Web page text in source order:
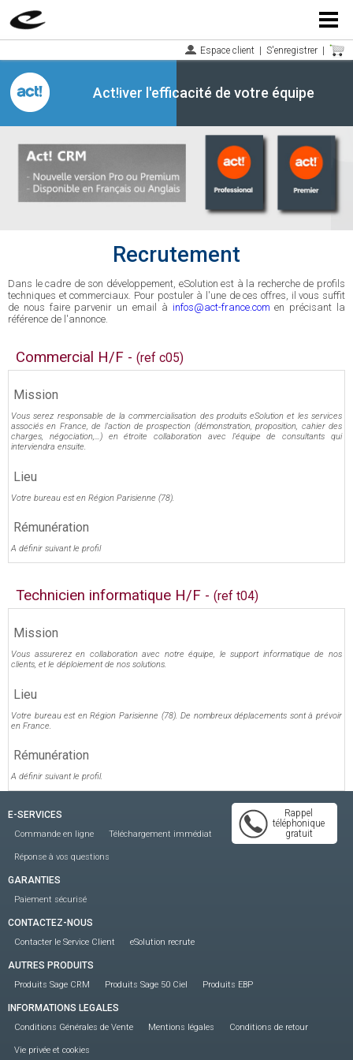
Menu
Espace client S'enregistrer
Act!iver l'efficacité de votre équipe
Recrutement
Dans le cadre de son développement, eSolution est à la recherche de profils
techniques et commerciaux. Pour postuler à l'une de ces offres, il vous suffit
de nous faire parvenir un email à infos@act-france.com en précisant la
référence de l'annonce.
Commercial H/F - (ref c05)
Mission
Vous serez responsable de la commercialisation des produits eSolution et les services
associés en France, de l'action de prospection (démonstration, proposition, cahier des
charges, négociation,…) en étroite collaboration avec l'équipe de consultants qui
interviendra ensuite.
Lieu
Votre bureau est en Région Parisienne (78).
Rémunération
A définir suivant le profil
Technicien informatique H/F - (ref t04)
Mission
Vous assurerez en collaboration avec notre équipe, le support informatique de nos
clients, et le déploiement de nos solutions.
Lieu
Votre bureau est en Région Parisienne (78). De nombreux déplacements sont à prévoir
en France.
Rémunération
A définir suivant le profil.
Rappel
téléphonique
gratuit
E-SERVICES
Commande en ligne Téléchargement immédiat
Réponse à vos questions
GARANTIES
Paiement sécurisé
CONTACTEZ-NOUS
Contacter le Service Client eSolution recrute
AUTRES PRODUITS
Produits Sage CRM Produits Sage 50 Ciel Produits EBP
INFORMATIONS LEGALES
Conditions Générales de Vente Mentions légales Conditions de retour
Vie privée et cookies